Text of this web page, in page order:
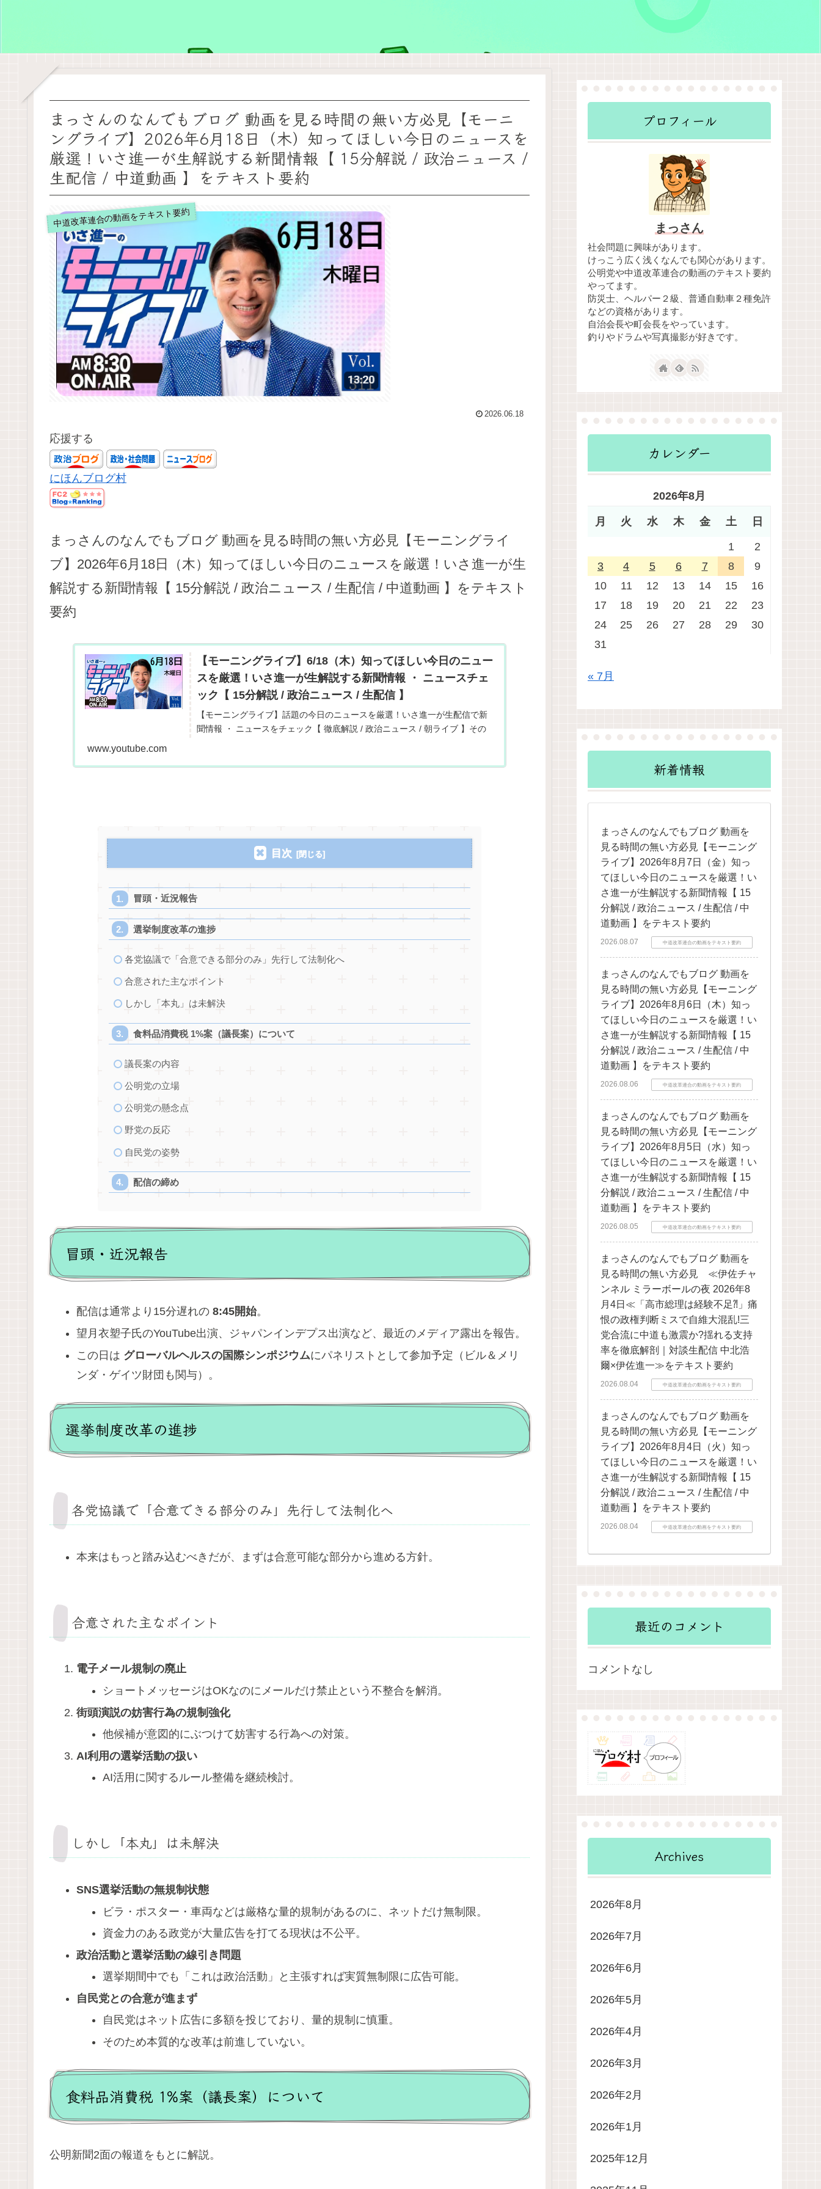
まっさんのなんでもブログ 動画を見る時間の無い方必見【モーニ
ングライブ】2026年6月18日（木）知ってほしい今日のニュースを
厳選！いさ進一が生解説する新聞情報【 15分解説 / 政治ニュース /
生配信 / 中道動画 】をテキスト要約
中道改革連合の動画をテキスト要約
2026.06.18
応援する
にほんブログ村
まっさんのなんでもブログ 動画を見る時間の無い方必見【モーニングライ
ブ】2026年6月18日（木）知ってほしい今日のニュースを厳選！いさ進一が生
解説する新聞情報【 15分解説 / 政治ニュース / 生配信 / 中道動画 】をテキスト
要約
【モーニングライブ】6/18（木）知ってほしい今日のニュー
スを厳選！いさ進一が生解説する新聞情報 ・ ニュースチェ
ック【 15分解説 / 政治ニュース / 生配信 】
【モーニングライブ】話題の今日のニュースを厳選！いさ進一が生配信で新
聞情報 ・ ニュースをチェック【 徹底解説 / 政治ニュース / 朝ライブ 】その
www.youtube.com
目次
冒頭・近況報告
選挙制度改革の進捗
各党協議で「合意できる部分のみ」先行して法制化へ
合意された主なポイント
しかし「本丸」は未解決
食料品消費税 1%案（議長案）について
議長案の内容
公明党の立場
公明党の懸念点
野党の反応
自民党の姿勢
配信の締め
冒頭・近況報告
配信は通常より15分遅れの 8:45開始。
望月衣塑子氏のYouTube出演、ジャパンインデプス出演など、最近のメディア露出を報告。
この日は グローバルヘルスの国際シンポジウムにパネリストとして参加予定（ビル＆メリ
ンダ・ゲイツ財団も関与）。
選挙制度改革の進捗
各党協議で「合意できる部分のみ」先行して法制化へ
本来はもっと踏み込むべきだが、まずは合意可能な部分から進める方針。
合意された主なポイント
電子メール規制の廃止
ショートメッセージはOKなのにメールだけ禁止という不整合を解消。
街頭演説の妨害行為の規制強化
他候補が意図的にぶつけて妨害する行為への対策。
AI利用の選挙活動の扱い
AI活用に関するルール整備を継続検討。
しかし「本丸」は未解決
SNS選挙活動の無規制状態
ビラ・ポスター・車両などは厳格な量的規制があるのに、ネットだけ無制限。
資金力のある政党が大量広告を打てる現状は不公平。
政治活動と選挙活動の線引き問題
選挙期間中でも「これは政治活動」と主張すれば実質無制限に広告可能。
自民党との合意が進まず
自民党はネット広告に多額を投じており、量的規制に慎重。
そのため本質的な改革は前進していない。
食料品消費税 1%案（議長案）について
公明新聞2面の報道をもとに解説。
プロフィール
まっさん
社会問題に興味があります。
けっこう広く浅くなんでも関心があります。
公明党や中道改革連合の動画のテキスト要約
やってます。
防災士、ヘルパー２級、普通自動車２種免許
などの資格があります。
自治会長や町会長をやっています。
釣りやドラムや写真撮影が好きです。
カレンダー
2026年8月
月 火 水 木 金 土 日
1
2
3
4 5 6 7 8
9
10
11 12 13 14 15
16
17
18 19 20 21 22
23
24
25 26 27 28 29
30
31
« 7月
新着情報
まっさんのなんでもブログ 動画を
見る時間の無い方必見【モーニング
ライブ】2026年8月7日（金）知っ
てほしい今日のニュースを厳選！い
さ進一が生解説する新聞情報【 15
分解説 / 政治ニュース / 生配信 / 中
道動画 】をテキスト要約
2026.08.07 中道改革連合の動画をテキスト要約
まっさんのなんでもブログ 動画を
見る時間の無い方必見【モーニング
ライブ】2026年8月6日（木）知っ
てほしい今日のニュースを厳選！い
さ進一が生解説する新聞情報【 15
分解説 / 政治ニュース / 生配信 / 中
道動画 】をテキスト要約
2026.08.06 中道改革連合の動画をテキスト要約
まっさんのなんでもブログ 動画を
見る時間の無い方必見【モーニング
ライブ】2026年8月5日（水）知っ
てほしい今日のニュースを厳選！い
さ進一が生解説する新聞情報【 15
分解説 / 政治ニュース / 生配信 / 中
道動画 】をテキスト要約
2026.08.05 中道改革連合の動画をテキスト要約
まっさんのなんでもブログ 動画を
見る時間の無い方必見 ≪伊佐チャ
ンネル ミラーボールの夜 2026年8
月4日≪「高市総理は経験不足⁈」痛
恨の政権判断ミスで自維大混乱!三
党合流に中道も激震か?揺れる支持
率を徹底解剖｜対談生配信 中北浩
爾×伊佐進一≫をテキスト要約
2026.08.04 中道改革連合の動画をテキスト要約
まっさんのなんでもブログ 動画を
見る時間の無い方必見【モーニング
ライブ】2026年8月4日（火）知っ
てほしい今日のニュースを厳選！い
さ進一が生解説する新聞情報【 15
分解説 / 政治ニュース / 生配信 / 中
道動画 】をテキスト要約
2026.08.04 中道改革連合の動画をテキスト要約
最近のコメント
コメントなし
Archives
2026年8月
2026年7月
2026年6月
2026年5月
2026年4月
2026年3月
2026年2月
2026年1月
2025年12月